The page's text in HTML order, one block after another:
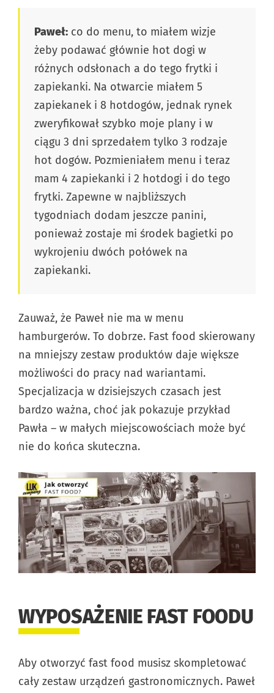
Paweł: co do menu, to miałem wizje
żeby podawać głównie hot dogi w
różnych odsłonach a do tego frytki i
zapiekanki. Na otwarcie miałem 5
zapiekanek i 8 hotdogów, jednak rynek
zweryfikował szybko moje plany i w
ciągu 3 dni sprzedałem tylko 3 rodzaje
hot dogów. Pozmieniałem menu i teraz
mam 4 zapiekanki i 2 hotdogi i do tego
frytki. Zapewne w najbliższych
tygodniach dodam jeszcze panini,
ponieważ zostaje mi środek bagietki po
wykrojeniu dwóch połówek na
zapiekanki.
Zauważ, że Paweł nie ma w menu
hamburgerów. To dobrze. Fast food skierowany
na mniejszy zestaw produktów daje większe
możliwości do pracy nad wariantami.
Specjalizacja w dzisiejszych czasach jest
bardzo ważna, choć jak pokazuje przykład
Pawła – w małych miejscowościach może być
nie do końca skuteczna.
WYPOSAŻENIE FAST FOODU
Aby otworzyć fast food musisz skompletować
cały zestaw urządzeń gastronomicznych. Paweł